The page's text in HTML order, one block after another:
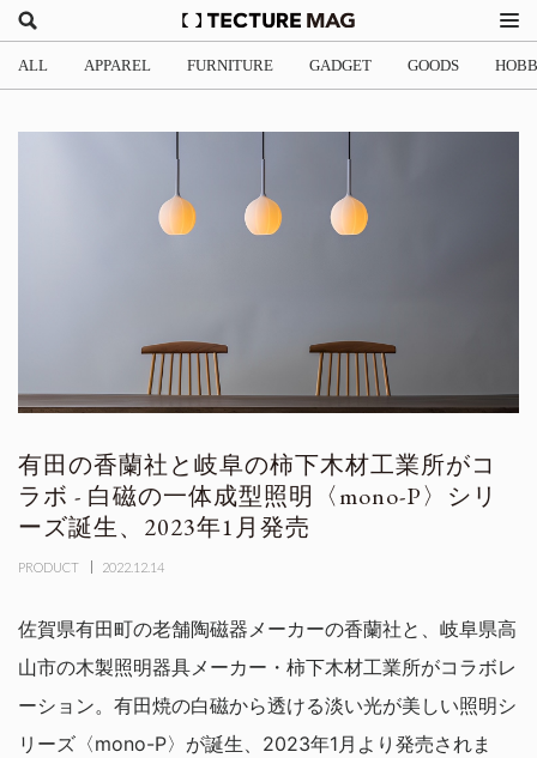
ALL APPAREL FURNITURE GADGET GOODS
有田の香蘭社と岐阜の柿下木材工業所がコ
ラボ - 白磁の一体成型照明〈mono-P〉シリ
ーズ誕生、2023年1月発売
PRODUCT 2022.12.14
佐賀県有田町の老舗陶磁器メーカーの香蘭社と、岐阜県高
山市の木製照明器具メーカー・柿下木材工業所がコラボレ
ーション。有田焼の白磁から透ける淡い光が美しい照明シ
リーズ〈mono-P〉が誕生、2023年1月より発売されま